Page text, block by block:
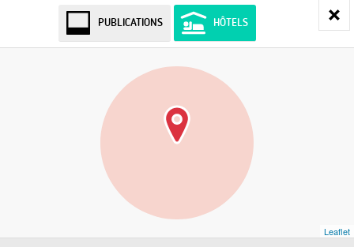
PUBLICATIONS HÔTELS
Leaflet